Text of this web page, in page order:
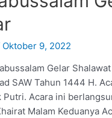
Oktober 9, 2022
Gelar
SAW Tahun 1444 H.
Acara ini
Malam Keduanya